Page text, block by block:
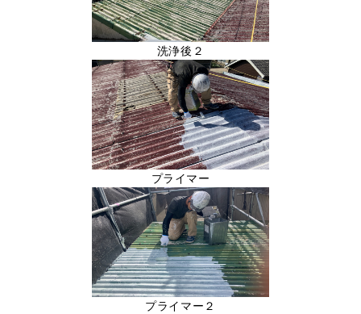
洗浄後２
プライマー
プライマー２